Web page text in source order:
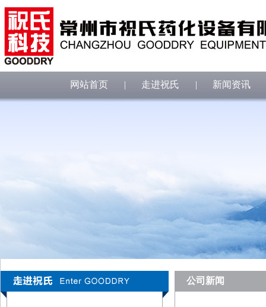
网站首页 | 走进祝氏 | 新闻资讯
公司新闻